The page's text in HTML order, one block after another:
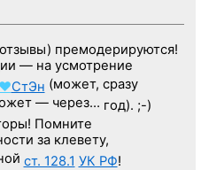
премодерируются!
— на усмотрение
♥СтЭн (может, сразу
— через… год). ;-)
Помните
за клевету,
ст. 128.1 УК РФ!